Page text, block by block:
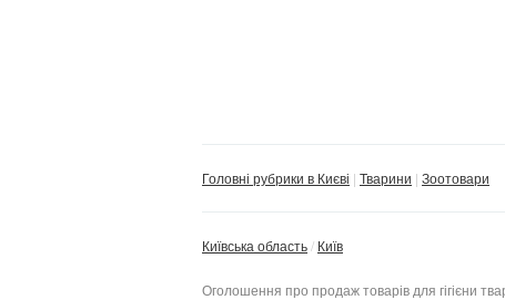
Головні рубрики в Києві Тварини Зоотовари
Київська область Київ
Оголошення про продаж товарів для гігієни